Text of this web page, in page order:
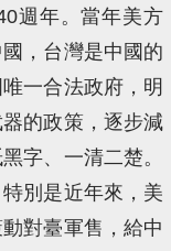
週年。當年美方
，台灣是中國的
一合法政府，明
的政策，逐步減
字、一清二楚。
別是近年來，美
對臺軍售，給中